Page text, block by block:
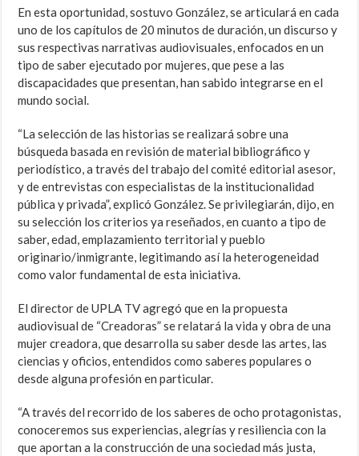
En esta oportunidad, sostuvo González, se articulará en cada
uno de los capítulos de 20 minutos de duración, un discurso y
sus respectivas narrativas audiovisuales, enfocados en un
tipo de saber ejecutado por mujeres, que pese a las
discapacidades que presentan, han sabido integrarse en el
mundo social.
“La selección de las historias se realizará sobre una
búsqueda basada en revisión de material bibliográfico y
periodístico, a través del trabajo del comité editorial asesor,
y de entrevistas con especialistas de la institucionalidad
pública y privada”, explicó González. Se privilegiarán, dijo, en
su selección los criterios ya reseñados, en cuanto a tipo de
saber, edad, emplazamiento territorial y pueblo
originario/inmigrante, legitimando así la heterogeneidad
como valor fundamental de esta iniciativa.
El director de UPLA TV agregó que en la propuesta
audiovisual de “Creadoras” se relatará la vida y obra de una
mujer creadora, que desarrolla su saber desde las artes, las
ciencias y oficios, entendidos como saberes populares o
desde alguna profesión en particular.
“A través del recorrido de los saberes de ocho protagonistas,
conoceremos sus experiencias, alegrías y resiliencia con la
que aportan a la construcción de una sociedad más justa,